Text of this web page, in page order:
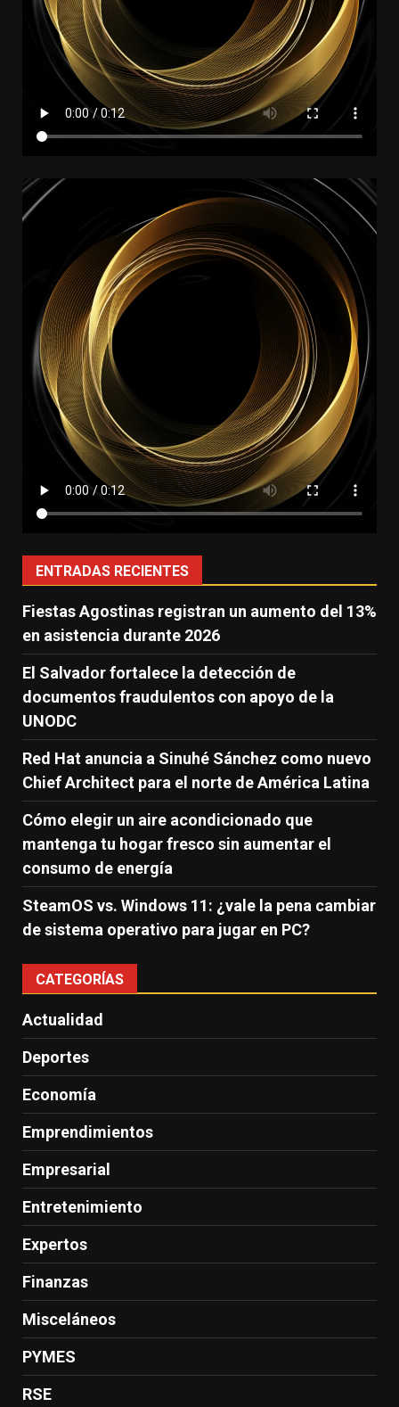
ENTRADAS RECIENTES
Fiestas Agostinas registran un aumento del 13%
en asistencia durante 2026
El Salvador fortalece la detección de
documentos fraudulentos con apoyo de la
UNODC
Red Hat anuncia a Sinuhé Sánchez como nuevo
Chief Architect para el norte de América Latina
Cómo elegir un aire acondicionado que
mantenga tu hogar fresco sin aumentar el
consumo de energía
SteamOS vs. Windows 11: ¿vale la pena cambiar
de sistema operativo para jugar en PC?
CATEGORÍAS
Actualidad
Deportes
Economía
Emprendimientos
Empresarial
Entretenimiento
Expertos
Finanzas
Misceláneos
PYMES
RSE